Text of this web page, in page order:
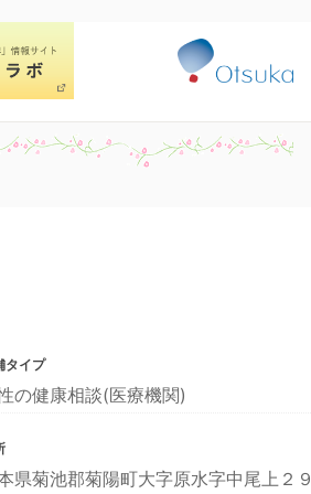
タイプ
の健康相談(医療機関)
県菊池郡菊陽町大字原水字中尾上２９